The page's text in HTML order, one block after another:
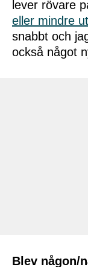
lever rövare
eller mindre
snabbt och
också något
Blev någon/